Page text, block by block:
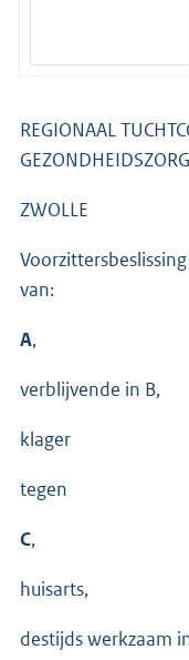
REGIONAAL
GEZONDHEIDSZORG
ZWOLLE
van:
A,
verblijvende in B,
klager
tegen
C,
huisarts,
destijds werkzaam